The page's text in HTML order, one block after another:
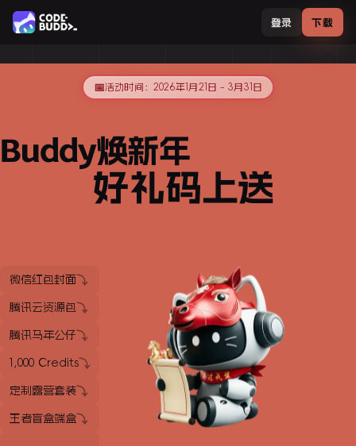
登录 下载
活动时间：2026年1月21日 - 3月31日
Buddy焕新年
好礼码上送
微信红包封面
腾讯云资源包
腾讯马年公仔
1,000 Credits
定制露营套装
王者盲盒端盒